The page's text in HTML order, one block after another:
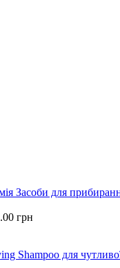
Засоби для
грн
Shampoo для